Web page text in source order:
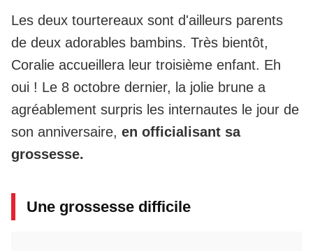
Les deux tourtereaux sont d'ailleurs parents
de deux adorables bambins. Très bientôt,
Coralie accueillera leur troisième enfant. Eh
oui ! Le 8 octobre dernier, la jolie brune a
agréablement surpris les internautes le jour de
son anniversaire, en officialisant sa
grossesse.
Une grossesse difficile